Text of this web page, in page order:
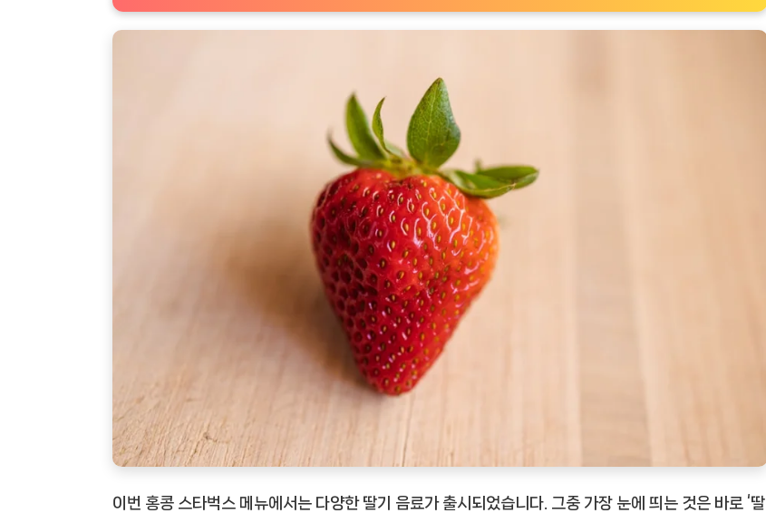
이번 홍콩 스타벅스 메뉴에서는 다양한 딸기 음료가 출시되었습니다. 그중 가장 눈에 띄는 것은 바로 ‘딸